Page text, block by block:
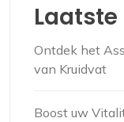
Ontdek het
van Kruidvat
Boost uw